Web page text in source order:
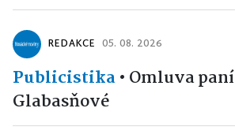
REDAKCE 05. 08. 2026
Publicistika• Omluva paní
Glabasňové